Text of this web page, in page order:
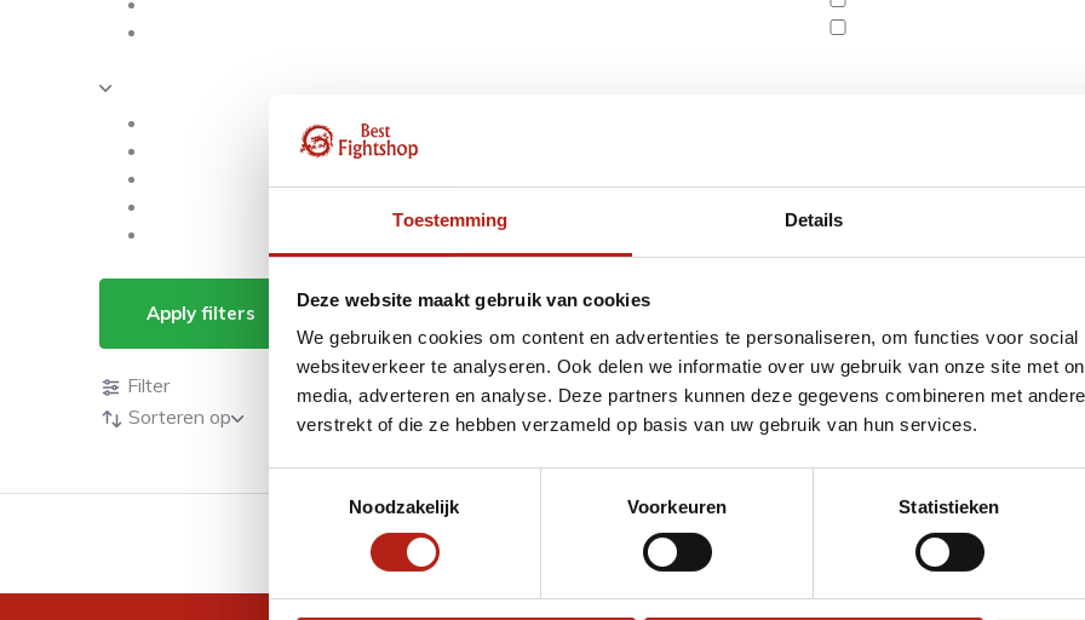
Toestemming Details
Deze website maakt gebruik van cookies
We gebruiken cookies om content en advertenties te personaliseren, om functies voor
websiteverkeer te analyseren. Ook delen we informatie over uw gebruik van onze site met
media, adverteren en analyse. Deze partners kunnen deze gegevens combineren met
verstrekt of die ze hebben verzameld op basis van uw gebruik van hun services.
Noodzakelijk
Voorkeuren Statistieken
Apply filters Producten getagd met 5 paar Tabi sokken
Producten
Filter
Sorteren op
GRATIS verzending v.a €75 Eenvoudig ruilen of retour